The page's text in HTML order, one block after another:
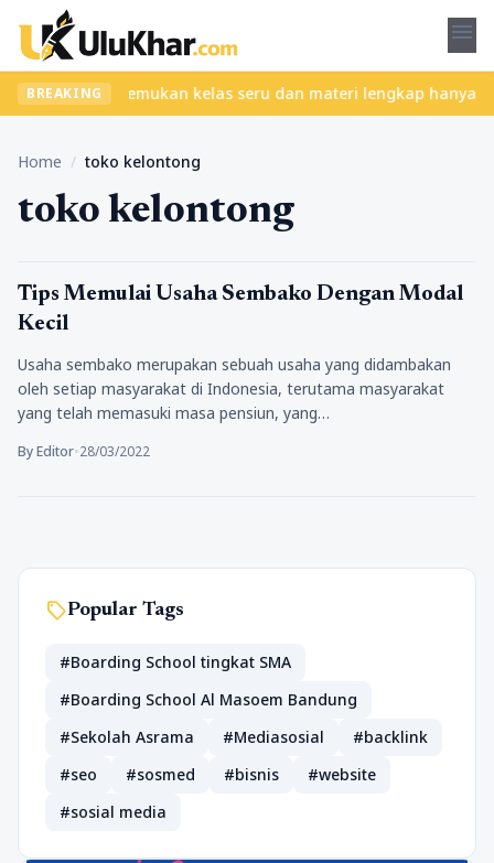
menu
BREAKING
ribet? Temukan kelas seru dan materi lengkap hanya di
Home / toko kelontong
toko kelontong
Tips Marketing
Tips Memulai Usaha Sembako Dengan Modal
Kecil
Usaha sembako merupakan sebuah usaha yang didambakan
oleh setiap masyarakat di Indonesia, terutama masyarakat
yang telah memasuki masa pensiun, yang…
By Editor•28/03/2022
sellPopular Tags
#Boarding School tingkat SMA
#Boarding School Al Masoem Bandung
#Sekolah Asrama
#Mediasosial
#backlink
#seo
#sosmed #bisnis
#website
#sosial media